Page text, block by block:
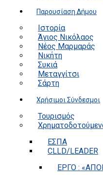
Παρουσίαση Δήμου
Ιστορία
Άγιος Νικόλαος
Νέος Μαρμαράς
Νικήτη
Συκιά
Μεταγγίτσι
Σάρτη
Χρήσιμοι Σύνδεσμοι
Τουρισμός
ΕΣΠΑ
CLLD/LEADER
ΕΡΓΟ :